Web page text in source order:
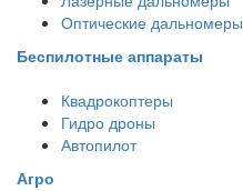
Оптические дальномеры
Беспилотные аппараты
Квадрокоптеры
Гидро дроны
Автопилот
Агро